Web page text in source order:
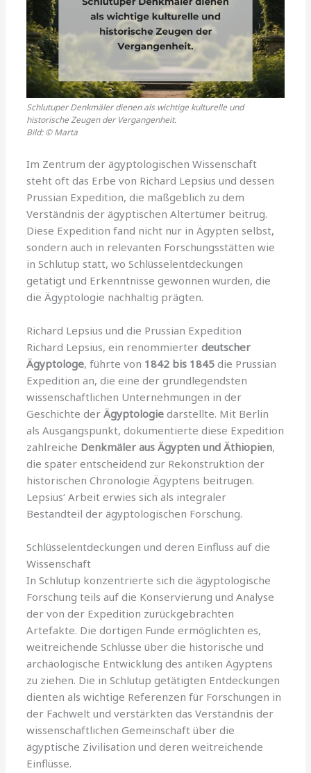
Schlutuper Denkmäler dienen als wichtige kulturelle und
historische Zeugen der Vergangenheit.
Bild: © Marta
Im Zentrum der ägyptologischen Wissenschaft
steht oft das Erbe von Richard Lepsius und dessen
Prussian Expedition, die maßgeblich zu dem
Verständnis der ägyptischen Altertümer beitrug.
Diese Expedition fand nicht nur in Ägypten selbst,
sondern auch in relevanten Forschungsstätten wie
in Schlutup statt, wo Schlüsselentdeckungen
getätigt und Erkenntnisse gewonnen wurden, die
die Ägyptologie nachhaltig prägten.
Richard Lepsius und die Prussian Expedition
Richard Lepsius, ein renommierterdeutscher
Ägyptologe, führte von 1842 bis 1845 die Prussian
Expedition an, die eine der grundlegendsten
wissenschaftlichen Unternehmungen in der
Geschichte derÄgyptologie darstellte. Mit Berlin
als Ausgangspunkt, dokumentierte diese Expedition
zahlreiche Denkmäler aus Ägypten und Äthiopien,
die später entscheidend zur Rekonstruktion der
historischen Chronologie Ägyptens beitrugen.
Lepsius‘ Arbeit erwies sich als integraler
Bestandteil der ägyptologischen Forschung.
Schlüsselentdeckungen und deren Einfluss auf die
Wissenschaft
In Schlutup konzentrierte sich die ägyptologische
Forschung teils auf die Konservierung und Analyse
der von der Expedition zurückgebrachten
Artefakte. Die dortigen Funde ermöglichten es,
weitreichende Schlüsse über die historische und
archäologische Entwicklung des antiken Ägyptens
zu ziehen. Die in Schlutup getätigten Entdeckungen
dienten als wichtige Referenzen für Forschungen in
der Fachwelt und verstärkten das Verständnis der
wissenschaftlichen Gemeinschaft über die
ägyptische Zivilisation und deren weitreichende
Einflüsse.